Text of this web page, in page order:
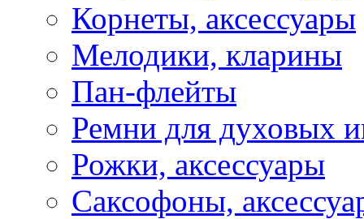
Корнеты, аксессуары
Мелодики, кларины
Пан-флейты
Ремни для духовых
Рожки, аксессуары
Саксофоны,